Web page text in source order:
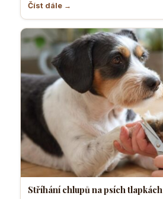
Číst dále →
Stříhání chlupů na psích tlapkách